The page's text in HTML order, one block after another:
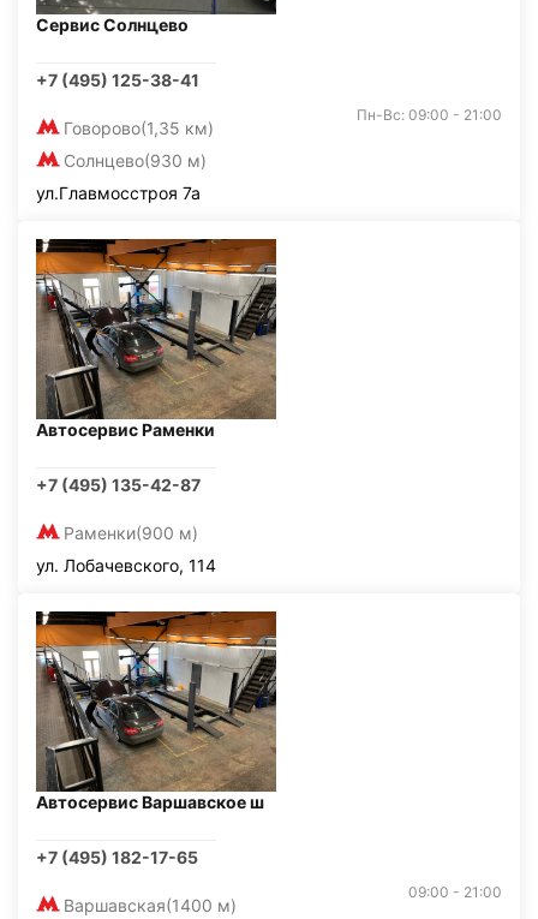
Сервис Солнцево
+7 (495) 125-38-41
Говорово(1,35 км)
Солнцево(930 м)
Пн-Вс: 09:00 - 21:00
ул.Главмосстроя 7а
Автосервис Раменки
+7 (495) 135-42-87
Раменки(900 м)
ул. Лобачевского, 114
Автосервис Варшавское ш
+7 (495) 182-17-65
Варшавская(1400 м)
09:00 - 21:00